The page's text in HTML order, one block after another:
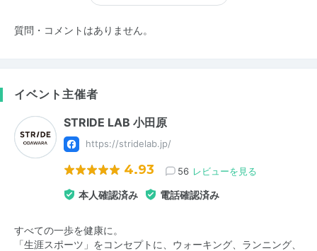
質問・コメントはありません。
イベント主催者
STRIDE LAB 小田原
https://stridelab.jp/
4.93 56 レビューを見る
本人確認済み 電話確認済み
すべての一歩を健康に。
「生涯スポーツ」をコンセプトに、ウォーキング、ランニング、